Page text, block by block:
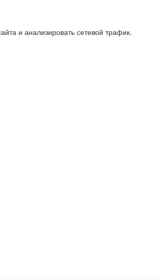
и анализировать сетевой трафик.